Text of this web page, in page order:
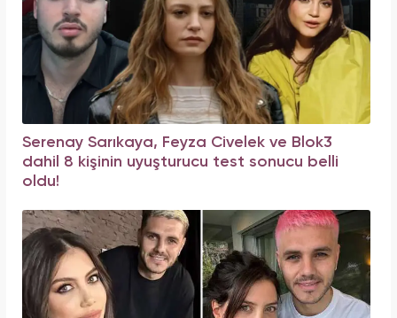
Serenay Sarıkaya, Feyza Civelek ve Blok3
dahil 8 kişinin uyuşturucu test sonucu belli
oldu!